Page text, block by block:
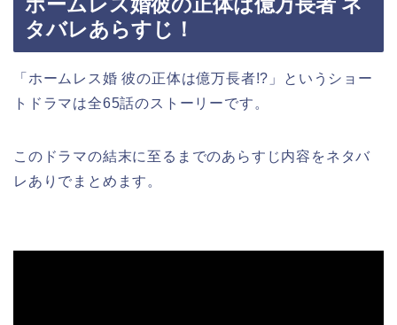
ホームレス婚彼の正体は億万長者 ネ
タバレあらすじ！
「ホームレス婚 彼の正体は億万長者!? 」
というショー
トドラマは全65話のストーリーです。
このドラマの結末に至るまでのあらすじ内容をネタバ
レありでまとめます。